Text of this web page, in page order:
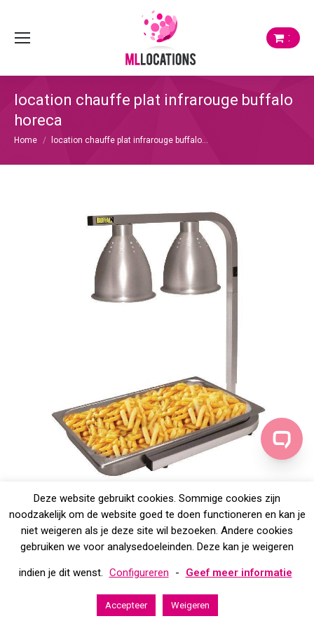
:
location chauffe plat infrarouge buffalo
horeca
Je bent hier:
Home location chauffe plat infrarouge buffalo…
Chauffe-plat Buffalo : réchaud alimentaire muni de deux lampes
chauffantes infrarouges.
Deze website gebruikt cookies. Sommige cookies zijn
noodzakelijk om de website goed te doen functioneren en kan je
niet weigeren als je deze site wil bezoeken. Andere cookies
gebruiken we voor analysedoeleinden. Deze kan je weigeren
indien je dit wenst. Configureren - Geef meer informatie
Accepteer Weigeren